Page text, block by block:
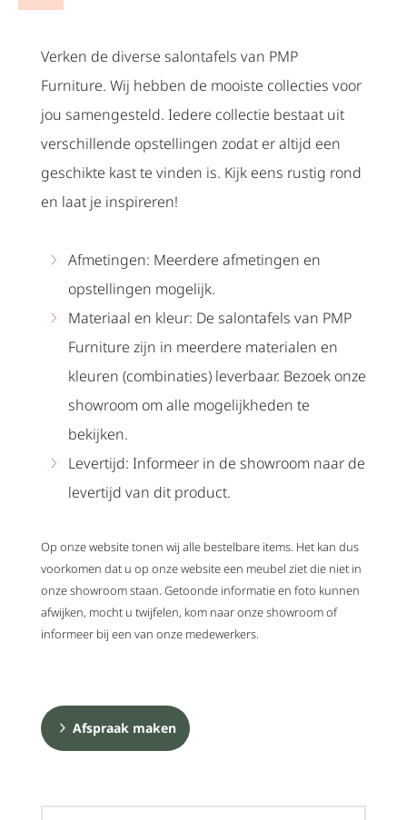
Verken de diverse salontafels van PMP
Furniture. Wij hebben de mooiste collecties voor
jou samengesteld. Iedere collectie bestaat uit
verschillende opstellingen zodat er altijd een
geschikte kast te vinden is. Kijk eens rustig rond
en laat je inspireren!
Afmetingen: Meerdere afmetingen en
opstellingen mogelijk.
Materiaal en kleur: De salontafels van PMP
Furniture zijn in meerdere materialen en
kleuren (combinaties) leverbaar. Bezoek onze
showroom om alle mogelijkheden te
bekijken.
Levertijd: Informeer in de showroom naar de
levertijd van dit product.
Op onze website tonen wij alle bestelbare items. Het kan dus
voorkomen dat u op onze website een meubel ziet die niet in
onze showroom staan. Getoonde informatie en foto kunnen
afwijken, mocht u twijfelen, kom naar onze showroom of
informeer bij een van onze medewerkers.
Afspraak maken